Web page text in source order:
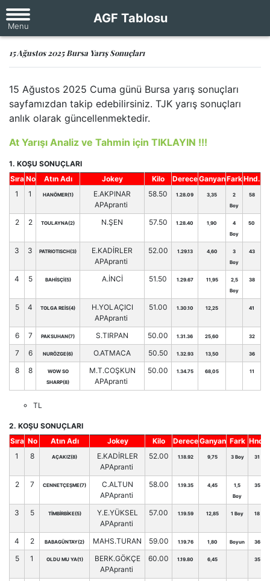
AGF Tablosu
15 Ağustos 2025 Bursa Yarış Sonuçları
15 Ağustos 2025 Cuma günü Bursa yarış sonuçları
sayfamızdan takip edebilirsiniz. TJK yarış sonuçları
anlık olarak güncellenmektedir.
At Yarışı Analiz ve Tahmin için TIKLAYIN !!!
1. KOŞU SONUÇLARI
Sıra No Atın Adı Jokey Kilo DereceGanyanFarkHnd.
1
1 HANÖMER(1)
E.AKPINAR
APApranti
58.50 1.28.09 3,35
2
Boy
58
2 2 TOULAYNA(2) N.ŞEN 57.50 1.28.40 1,90
4
Boy
50
3 3 PATRIOTISCH(3)
E.KADİRLER
APApranti
52.00 1.29.13 4,60
3
Boy
43
4 5 BAHİSÇİ(5) A.İNCİ 51.50 1.29.67 11,95
2,5
Boy
38
5 4 TOLGA REİS(4)
H.YOLAÇICI
APApranti
51.00 1.30.10 12,25 41
6 7 PAKSUHAN(7) S.TIRPAN 50.00 1.31.36 25,60 32
7 6 NURÖZGE(6) O.ATMACA 50.50 1.32.93 13,50 36
8 8
WOW SO
SHARP(8)
M.T.COŞKUN
APApranti
50.00 1.34.75 68,05 11
TL
2. KOŞU SONUÇLARI
Sıra No Atın Adı Jokey Kilo DereceGanyan Fark Hnd.
1
8 AÇAKIZ(8)
E.KADİRLER
APApranti
52.00 1.18.92 9,75 3 Boy 31
2 7 CENNETÇEŞME(7)
C.ALTUN
APApranti
58.00 1.19.35 4,45
1,5
Boy
35
3 5 TİMBİRBİKE(5)
Y.E.YÜKSEL
APApranti
57.00 1.19.59 12,85 1 Boy 18
4 2 BABAGÜNTAY(2) MAHS.TURAN 59.00 1.19.76 1,80 Boyun 36
5 1 OLDU MU YA(1)
BERK.GÖKÇE
APApranti
60.00 1.19.80 6,45 35